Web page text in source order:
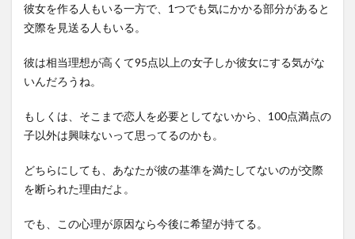
彼女を作る人もいる一方で、1つでも気にかかる部分があると
交際を見送る人もいる。
彼は相当理想が高くて95点以上の女子しか彼女にする気がな
いんだろうね。
もしくは、そこまで恋人を必要としてないから、100点満点の
子以外は興味ないって思ってるのかも。
どちらにしても、あなたが彼の基準を満たしてないのが交際
を断られた理由だよ。
でも、この心理が原因なら今後に希望が持てる。